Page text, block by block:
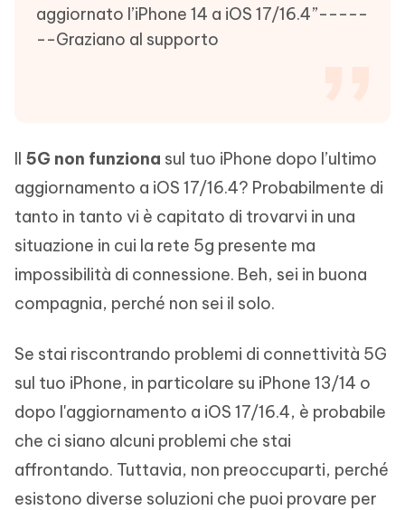
aggiornato l’iPhone 14 a iOS 17/16.4”-----
--Graziano al supporto
Il 5G non funziona sul tuo iPhone dopo l’ultimo
aggiornamento a iOS 17/16.4? Probabilmente di
tanto in tanto vi è capitato di trovarvi in una
situazione in cui la rete 5g presente ma
impossibilità di connessione. Beh, sei in buona
compagnia, perché non sei il solo.
Se stai riscontrando problemi di connettività 5G
sul tuo iPhone, in particolare su iPhone 13/14 o
dopo l'aggiornamento a iOS 17/16.4, è probabile
che ci siano alcuni problemi che stai
affrontando. Tuttavia, non preoccuparti, perché
esistono diverse soluzioni che puoi provare per